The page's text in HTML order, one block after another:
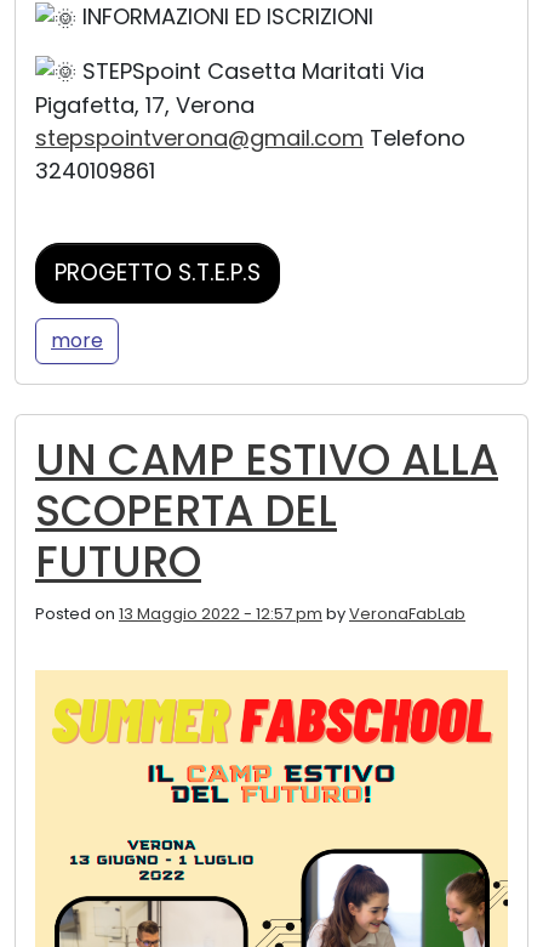
INFORMAZIONI ED ISCRIZIONI
STEPSpoint Casetta Maritati Via
Pigafetta, 17, Verona
stepspointverona@gmail.com Telefono
3240109861
PROGETTO S.T.E.P.S
more
UN CAMP ESTIVO ALLA
SCOPERTA DEL
FUTURO
Posted on 13 Maggio 2022 - 12:57 pm byVeronaFabLab